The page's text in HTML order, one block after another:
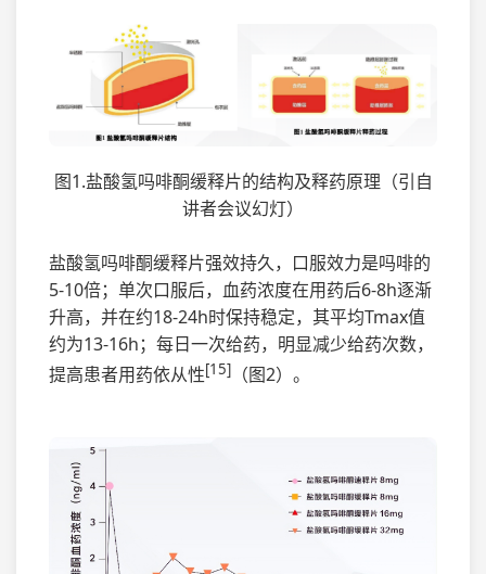
图1.盐酸氢吗啡酮缓释片的结构及释药原理（引自
讲者会议幻灯）
盐酸氢吗啡酮缓释片强效持久，口服效力是吗啡的
5-10倍；单次口服后，血药浓度在用药后6-8h逐渐
升高，并在约18-24h时保持稳定，其平均Tmax值
约为13-16h；每日一次给药，明显减少给药次数，
提高患者用药依从性[15] （图2）。